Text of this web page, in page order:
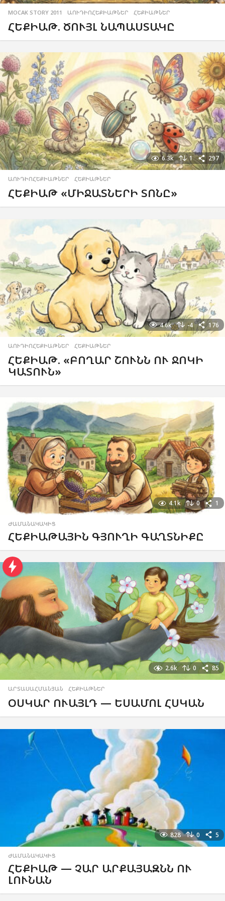
MOCAK STORY 2011 ,ԱՈՒԴԻՈՀԵՔԻԱԹՆԵՐ ,ՀԵՔԻԱԹՆԵՐ
ՀԵՔԻԱԹ. ԾՈՒՅԼ ՆԱՊԱՍՏԱԿԸ
6.3k 1 297
ԱՈՒԴԻՈՀԵՔԻԱԹՆԵՐ ,ՀԵՔԻԱԹՆԵՐ
ՀԵՔԻԱԹ «ՄԻՋԱՏՆԵՐԻ ՏՈՆԸ»
4.6k -4 176
ԱՈՒԴԻՈՀԵՔԻԱԹՆԵՐ ,ՀԵՔԻԱԹՆԵՐ
ՀԵՔԻԱԹ. «ԲՈՂԱՐ ՇՈՒՆՆ ՈՒ ՋՈԿԻ
ԿԱՏՈՒՆ»
4.1k 0 1
ԺԱՄԱՆԱԿԱԿԻՑ
ՀԵՔԻԱԹԱՅԻՆ ԳՅՈՒՂԻ ԳԱՂՏՆԻՔԸ
2.6k 0 85
ԱՐՏԱՍԱՀՄԱՆՅԱՆ ,ՀԵՔԻԱԹՆԵՐ
ՕՍԿԱՐ ՈՒԱՅԼԴ — ԵՍԱՄՈԼ ՀՍԿԱՆ
828 0 5
ԺԱՄԱՆԱԿԱԿԻՑ
ՀԵՔԻԱԹ — ՉԱՐ ԱՐՔԱՅԱԶՆՆ ՈՒ
ԼՈՒՆԱՆ